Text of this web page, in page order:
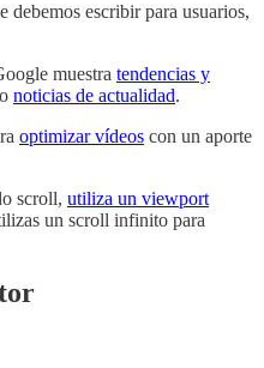
debemos escribir para usuarios,
muestra tendencias y
noticias de actualidad.
optimizar vídeos con un aporte
scroll, utiliza un viewport
un scroll infinito para